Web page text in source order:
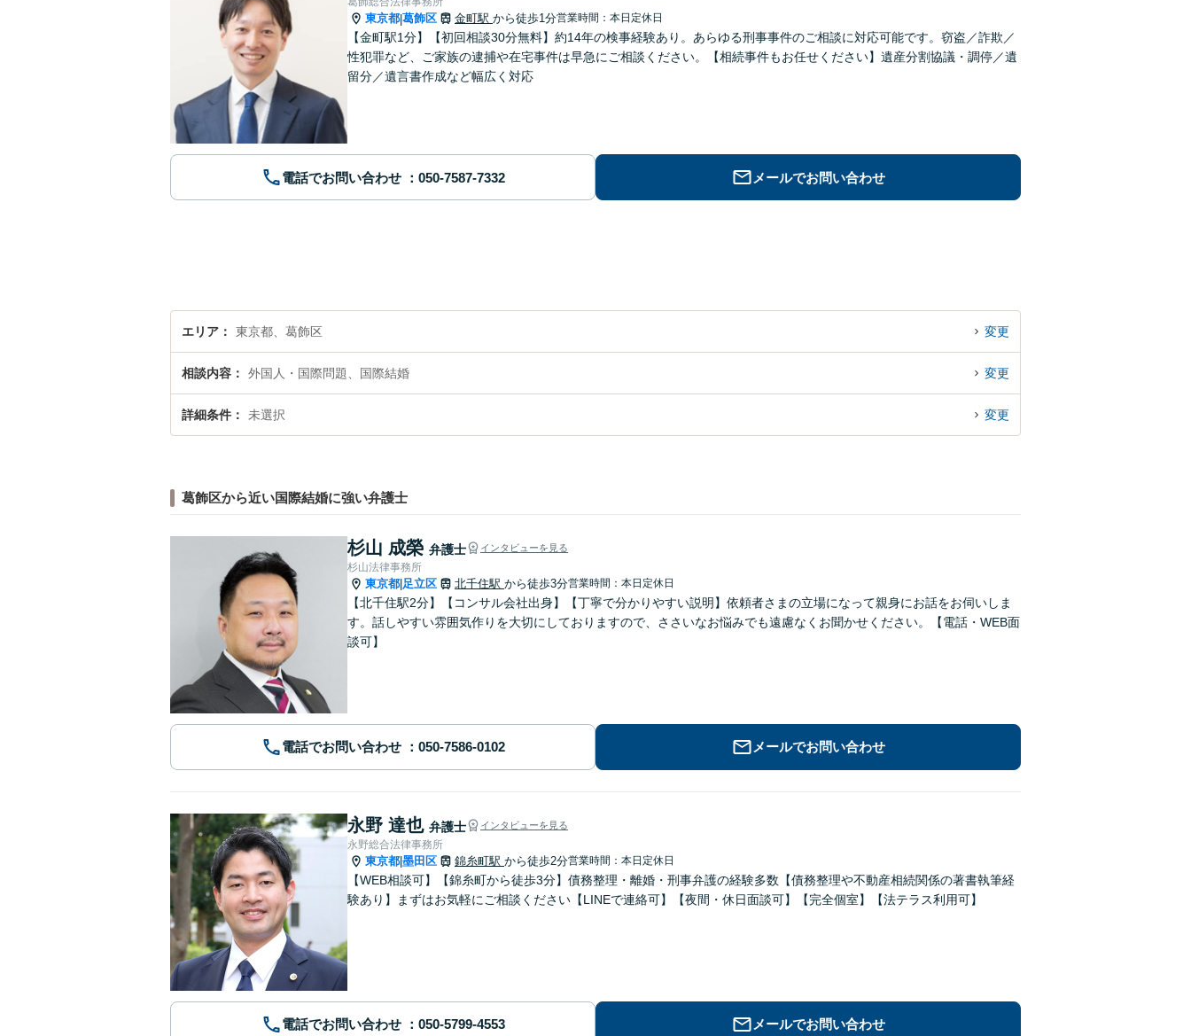
東京都|葛飾区 金町駅 から徒歩1分営業時間：本日定休日
【金町駅1分】【初回相談30分無料】約14年の検事経験あり。あらゆる刑事事件のご相談に対応可能です。窃盗／詐欺／
性犯罪など、ご家族の逮捕や在宅事件は早急にご相談ください。【相続事件もお任せください】遺産分割協議・調停／遺
留分／遺言書作成など幅広く対応
電話でお問い合わせ メールでお問い合わせ
エリア 東京都、葛飾区 変更
相談内容 外国人・国際問題、国際結婚 変更
詳細条件 未選択 変更
葛飾区から近い国際結婚に強い弁護士
杉山 成榮 弁護士 インタビューを見る
杉山法律事務所
東京都 足立区 北千住駅 から徒歩3分営業時間：本日定休日
【北千住駅2分】【コンサル会社出身】【丁寧で分かりやすい説明】依頼者さまの立場になって親身にお話をお伺いしま
す。話しやすい雰囲気作りを大切にしておりますので、ささいなお悩みでも遠慮なくお聞かせください。【電話・WEB面
談可】
電話でお問い合わせ メールでお問い合わせ
永野 達也 弁護士 インタビューを見る
永野総合法律事務所
東京都 墨田区 錦糸町駅 から徒歩2分営業時間：本日定休日
【WEB相談可】【錦糸町から徒歩3分】債務整理・離婚・刑事弁護の経験多数【債務整理や不動産相続関係の著書執筆経
験あり】まずはお気軽にご相談ください【LINEで連絡可】【夜間・休日面談可】【完全個室】【法テラス利用可】
電話でお問い合わせ メールでお問い合わせ